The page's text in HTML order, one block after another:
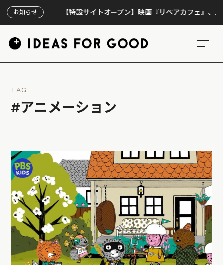
お知らせ【特設サイトオープン】映画『リペアカフェ』、上映300回
TAG
#アニメーション